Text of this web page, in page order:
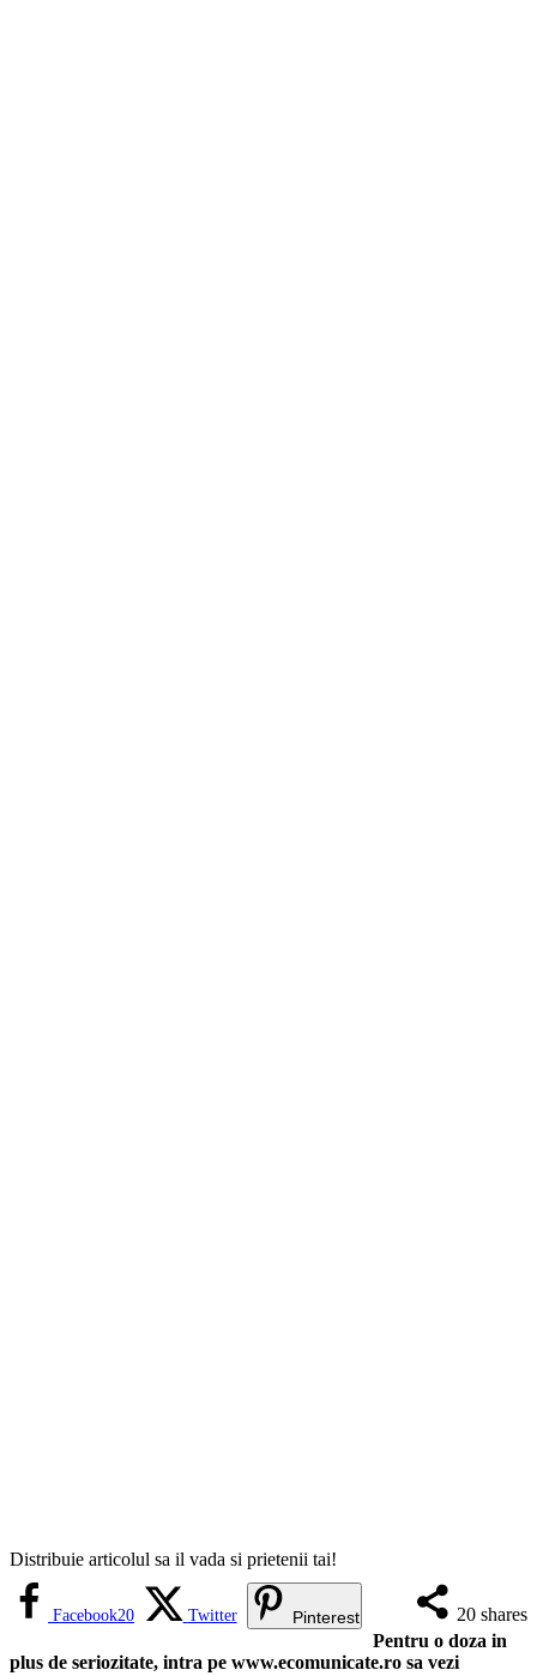
Distribuie articolul sa il vada si prietenii tai!
20 shares
Facebook20 Twitter Pinterest
Pentru o doza in
plus de seriozitate, intra pe www.ecomunicate.ro sa vezi